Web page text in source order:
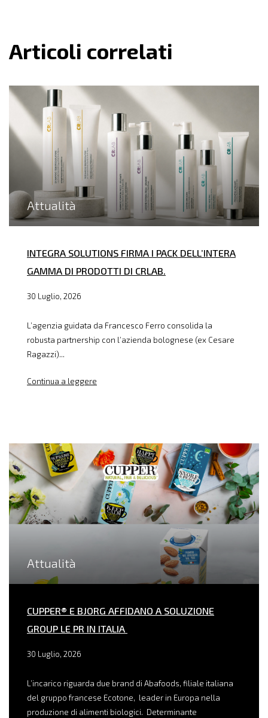
Articoli correlati
Attualità
INTEGRA SOLUTIONS FIRMA I PACK DELL’INTERA
GAMMA DI PRODOTTI DI CRLAB.
30 Luglio, 2026
L’agenzia guidata da Francesco Ferro consolida la
robusta partnership con l’azienda bolognese (ex Cesare
Ragazzi)...
Continua a leggere
Attualità
CUPPER® E BJORG AFFIDANO A SOLUZIONE
GROUP LE PR IN ITALIA
30 Luglio, 2026
L’incarico riguarda due brand di Abafoods, filiale italiana
del gruppo francese Ecotone, leader in Europa nella
produzione di alimenti biologici. Determinante